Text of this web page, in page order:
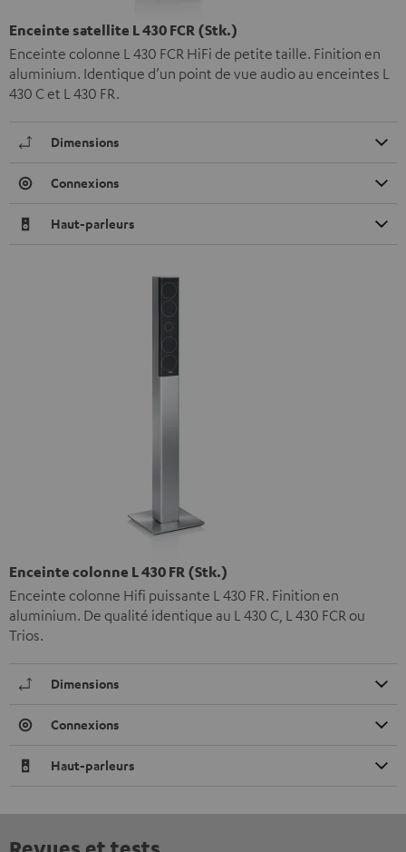
Enceinte satellite L 430 FCR (Stk.)
Enceinte colonne L 430 FCR HiFi de petite taille. Finition en
aluminium. Identique d’un point de vue audio au enceintes L
430 C et L 430 FR.
Dimensions
Connexions
Haut-parleurs
Enceinte colonne L 430 FR (Stk.)
Enceinte colonne Hifi puissante L 430 FR. Finition en
aluminium. De qualité identique au L 430 C, L 430 FCR ou
Trios.
Dimensions
Connexions
Haut-parleurs